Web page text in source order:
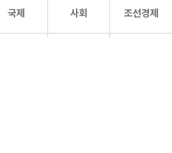
국제 사회 조선경제